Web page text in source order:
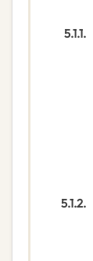
5.1.1.
5.1.2.